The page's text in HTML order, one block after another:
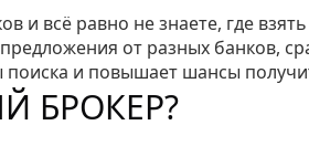
и всё равно не знаете, где
от разных банков,
поиска и повышает шансы
БРОКЕР?